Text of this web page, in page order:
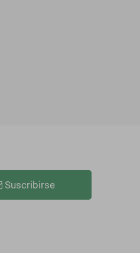
Suscribirse